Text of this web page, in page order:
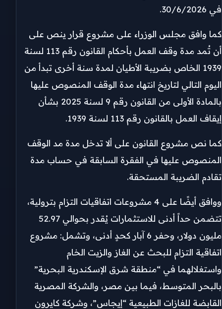
في 30/6/2026.
كما وافق مجلس الوزراء على مشروع قرار ينص على
أن تُمد مدة وقف العمل بأحكام القانون رقم 113 لسنة
1939 الخاص بضريبة الأطيان لمدة سنة أخرى تبدأ من
اليوم التالي لتاريخ انتهاء مدة الوقف المنصوص عليها
بالمادة الأولى من القانون رقم 9 لسنة 2025 بشأن
إيقاف العمل بالقانون رقم 113 لسنة 1939.
كما نص مشروع القانون على ألا تدخل مدة مد الوقف
المنصوص عليها في الفقرة السابقة في حساب مدة
تقادم الضريبة المستحقة.
ووافق أيضًا على 4 مشروعات اتفاقيات التزام بترولية،
تتضمن حداً أدنى للاستثمارات يُقدر بحوالي 52.97
مليون دولار، وحفر 6 آبار كحدٍ أدنى، وتشمل: مشروع
اتفاقية التزام للبحث عن الغاز والزيت الخام
واستغلالهما في “منطقة شرق الإسكندرية البحرية”
بالبحر المتوسط، فيما بين مصر، والشركة المصرية
القابضة للغازات الطبيعية “إيجاس”، وشركة كايرون